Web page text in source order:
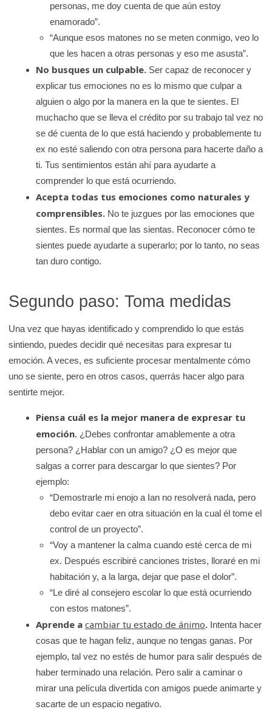
personas, me doy cuenta de que aún estoy
enamorado”.
“Aunque esos matones no se meten conmigo, veo lo
que les hacen a otras personas y eso me asusta”.
No busques un culpable. Ser capaz de reconocer y
explicar tus emociones no es lo mismo que culpar a
alguien o algo por la manera en la que te sientes. El
muchacho que se lleva el crédito por su trabajo tal vez no
se dé cuenta de lo que está haciendo y probablemente tu
ex no esté saliendo con otra persona para hacerte daño a
ti. Tus sentimientos están ahí para ayudarte a
comprender lo que está ocurriendo.
Acepta todas tus emociones como naturales y
comprensibles. No te juzgues por las emociones que
sientes. Es normal que las sientas. Reconocer cómo te
sientes puede ayudarte a superarlo; por lo tanto, no seas
tan duro contigo.
Segundo paso: Toma medidas
Una vez que hayas identificado y comprendido lo que estás
sintiendo, puedes decidir qué necesitas para expresar tu
emoción. A veces, es suficiente procesar mentalmente cómo
uno se siente, pero en otros casos, querrás hacer algo para
sentirte mejor.
Piensa cuál es la mejor manera de expresar tu
emoción. ¿Debes confrontar amablemente a otra
persona? ¿Hablar con un amigo? ¿O es mejor que
salgas a correr para descargar lo que sientes? Por
ejemplo:
“Demostrarle mi enojo a Ian no resolverá nada, pero
debo evitar caer en otra situación en la cual él tome el
control de un proyecto”.
“Voy a mantener la calma cuando esté cerca de mi
ex. Después escribiré canciones tristes, lloraré en mi
habitación y, a la larga, dejar que pase el dolor”.
“Le diré al consejero escolar lo que está ocurriendo
con estos matones”.
Aprende acambiar tu estado de ánimo. Intenta hacer
cosas que te hagan feliz, aunque no tengas ganas. Por
ejemplo, tal vez no estés de humor para salir después de
haber terminado una relación. Pero salir a caminar o
mirar una película divertida con amigos puede animarte y
sacarte de un espacio negativo.